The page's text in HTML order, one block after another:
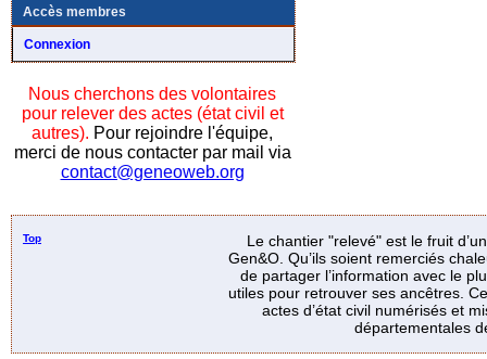
Accès membres
Connexion
Nous cherchons des volontaires
pour relever des actes (état civil et
autres). Pour rejoindre l'équipe,
merci de nous contacter par mail via
contact@geneoweb.org
Top
Le chantier "relevé" est le fruit
Gen&O. Qu’ils soient remerciés
de partager l’information avec le
utiles pour retrouver ses ancêtres.
actes d’état civil numérisés et
départementales